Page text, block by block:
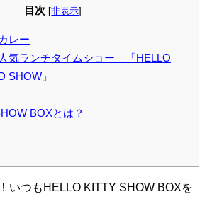
目次 [非表示]
レー
気ランチタイムショー 「HELLO
SHOW」
BOXとは？
いつもHELLO KITTY SHOW BOXを